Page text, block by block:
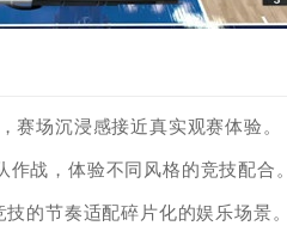
赛场沉浸感接近真实观赛体验。
战，体验不同风格的竞技配合。
的节奏适配碎片化的娱乐场景。